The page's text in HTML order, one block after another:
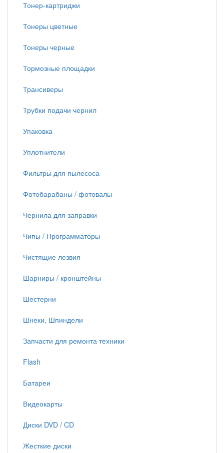
Тонер-картриджи
Тонеры цветные
Тонеры черные
Тормозные площадки
Трансиверы
Трубки подачи чернил
Упаковка
Уплотнители
Фильтры для пылесоса
Фотобарабаны / фотовалы
Чернила для заправки
Чипы / Программаторы
Чистящие лезвия
Шарниры / кронштейны
Шестерни
Шнеки, Шпиндели
Запчасти для ремонта техники
Flash
Батареи
Видеокарты
Диски DVD / CD
Жесткие диски